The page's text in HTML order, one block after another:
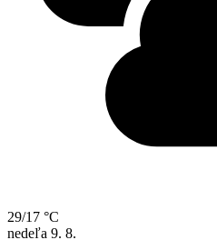
29/17 °C
nedeľa 9. 8.